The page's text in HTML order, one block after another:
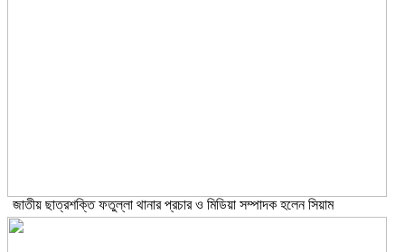
জাতীয় ছাত্রশক্তি ফতুল্লা থানার প্রচার ও মিডিয়া সম্পাদক হলেন সিয়াম